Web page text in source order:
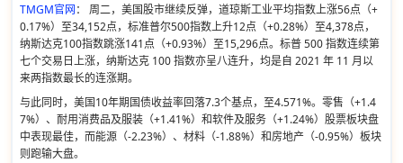
TMGM官网： 周二，美国股市继续反弹，道琼斯工业平均指数上涨56点（+
0.17%）至34,152点，标准普尔500指数上升12点（+0.28%）至4,378点，
纳斯达克100指数跳涨141点（+0.93%）至15,296点。标普 500 指数连续第
七个交易日上涨，纳斯达克 100 指数亦呈八连升，均是自 2021 年 11 月以
来两指数最长的连涨期。
与此同时，美国10年期国债收益率回落7.3个基点，至4.571%。零售（+1.4
7%）、耐用消费品及服装（+1.41%）和软件及服务（+1.24%）股票板块盘
中表现最佳，而能源（-2.23%）、材料（-1.88%）和房地产（-0.95%）板块
则跑输大盘。